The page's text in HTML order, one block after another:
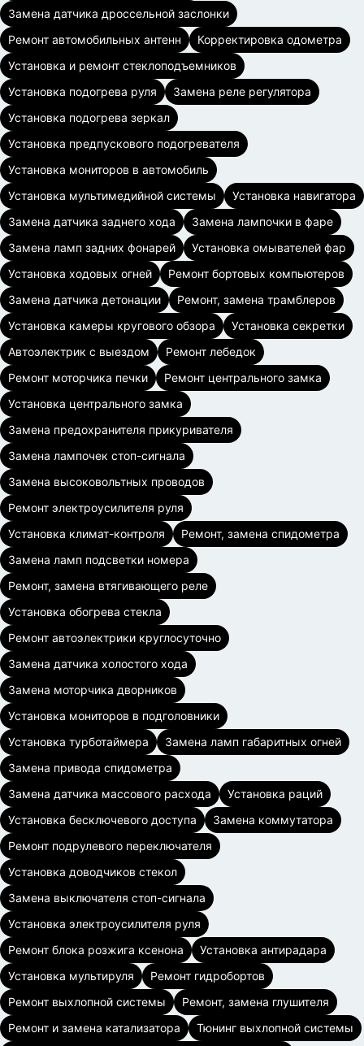
Замена датчика дроссельной заслонки
Ремонт автомобильных антенн
Корректировка одометра
Установка и ремонт стеклоподъемников
Установка подогрева руля
Замена реле регулятора
Установка подогрева зеркал
Установка предпускового подогревателя
Установка мониторов в автомобиль
Установка мультимедийной системы
Установка навигатора
Замена датчика заднего хода
Замена лампочки в фаре
Замена ламп задних фонарей
Установка омывателей фар
Установка ходовых огней
Ремонт бортовых компьютеров
Замена датчика детонации
Ремонт, замена трамблеров
Установка камеры кругового обзора
Установка секретки
Автоэлектрик с выездом
Ремонт лебедок
Ремонт моторчика печки
Ремонт центрального замка
Установка центрального замка
Замена предохранителя прикуривателя
Замена лампочек стоп-сигнала
Замена высоковольтных проводов
Ремонт электроусилителя руля
Установка климат-контроля
Ремонт, замена спидометра
Замена ламп подсветки номера
Ремонт, замена втягивающего реле
Установка обогрева стекла
Ремонт автоэлектрики круглосуточно
Замена датчика холостого хода
Замена моторчика дворников
Установка мониторов в подголовники
Установка турботаймера
Замена ламп габаритных огней
Замена привода спидометра
Замена датчика массового расхода
Установка раций
Установка бесключевого доступа
Замена коммутатора
Ремонт подрулевого переключателя
Установка доводчиков стекол
Замена выключателя стоп-сигнала
Установка электроусилителя руля
Ремонт блока розжига ксенона
Установка антирадара
Установка мультируля
Ремонт гидробортов
Ремонт выхлопной системы
Ремонт, замена глушителя
Ремонт и замена катализатора
Тюнинг выхлопной системы